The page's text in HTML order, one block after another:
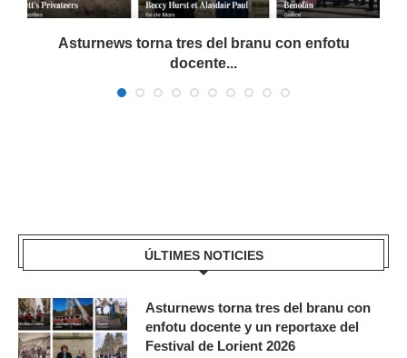
Asturnews torna tres del branu con enfotu
docente...
ÚLTIMES NOTICIES
Asturnews torna tres del branu con
enfotu docente y un reportaxe del
Festival de Lorient 2026